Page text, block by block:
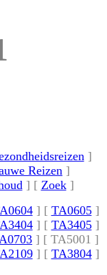
]
Reizen ]
] [ Zoek]
] [ TA0605]
] [ TA3405]
] [ TA5001 ]
] [ TA3804]